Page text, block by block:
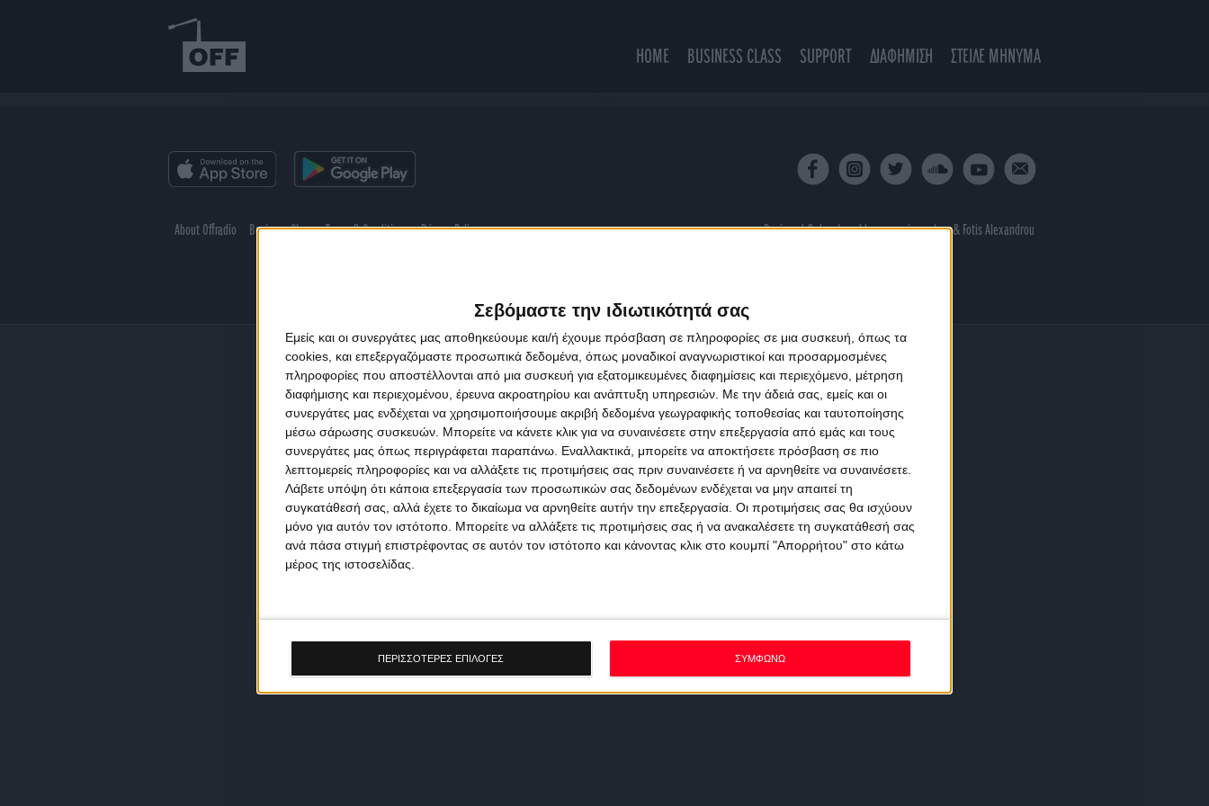
Σεβόμαστε την ιδιωτικότητά σας
Εμείς και οι συνεργάτες μας αποθηκεύουμε και/ή έχουμε πρόσβαση σε πληροφορίες σε μια συσκευή, όπως τα
cookies, και επεξεργαζόμαστε προσωπικά δεδομένα, όπως μοναδικοί αναγνωριστικοί και προσαρμοσμένες
πληροφορίες που αποστέλλονται από μια συσκευή για εξατομικευμένες διαφημίσεις και περιεχόμενο, μέτρηση
διαφήμισης και περιεχομένου, έρευνα ακροατηρίου και ανάπτυξη υπηρεσιών. Με την άδειά σας, εμείς και οι
συνεργάτες μας ενδέχεται να χρησιμοποιήσουμε ακριβή δεδομένα γεωγραφικής τοποθεσίας και ταυτοποίησης
μέσω σάρωσης συσκευών. Μπορείτε να κάνετε κλικ για να συναινέσετε στην επεξεργασία από εμάς και τους
συνεργάτες μας όπως περιγράφεται παραπάνω. Εναλλακτικά, μπορείτε να αποκτήσετε πρόσβαση σε πιο
λεπτομερείς πληροφορίες και να αλλάξετε τις προτιμήσεις σας πριν συναινέσετε ή να αρνηθείτε να συναινέσετε.
Λάβετε υπόψη ότι κάποια επεξεργασία των προσωπικών σας δεδομένων ενδέχεται να μην απαιτεί τη
συγκατάθεσή σας, αλλά έχετε το δικαίωμα να αρνηθείτε αυτήν την επεξεργασία. Οι προτιμήσεις σας θα ισχύουν
μόνο για αυτόν τον ιστότοπο. Μπορείτε να αλλάξετε τις προτιμήσεις σας ή να ανακαλέσετε τη συγκατάθεσή σας
ανά πάσα στιγμή επιστρέφοντας σε αυτόν τον ιστότοπο και κάνοντας κλικ στο κουμπί "Απορρήτου" στο κάτω
μέρος της ιστοσελίδας.
ΠΕΡΙΣΣΟΤΕΡΕΣ ΕΠΙΛΟΓΕΣ ΣΥΜΦΩΝΩ
HOME BUSINESS CLASS SUPPORT ΔΙΑΦΗΜΙΣΗ ΣΤΕΙΛΕ ΜΗΝΥΜΑ
About Offradio Business Class Terms & Conditions Privacy Policy Designed & developed byporcupine colors& Fotis Alexandrou